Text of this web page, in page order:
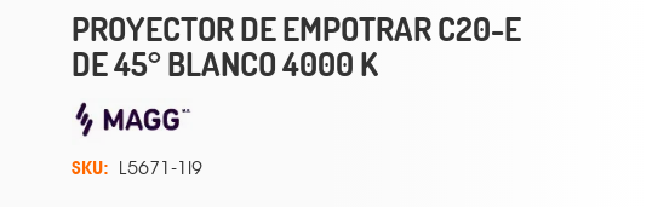
PROYECTOR DE EMPOTRAR C20-E
DE 45° BLANCO 4000 K
SKU: L5671-1I9